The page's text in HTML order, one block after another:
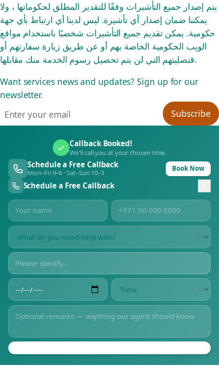
يتم إصدار جميع التأشيرات وفقًا للتقدير المطلق لحكوماتها ، ولا
يمكننا ضمان إصدار أي تأشيرة. ليس لدينا أي ارتباط بأي جهة
حكومية. يمكن تقديم جميع التأشيرات شخصيًا باستخدام مواقع
الويب الحكومية الخاصة بهم أو عن طريق زيارة سفارتهم أو
قنصليتهم التي لن يتم تحصيل رسوم الخدمة منك مقابلها.
Want services news and updates? Sign up for our
newsletter.
Subscribe
Callback Booked!
We'll call you at your chosen time.
Schedule a Free Callback
Mon–Fri 9–6 · Sat–Sun 10–3 Book Now
Schedule a Free Callback